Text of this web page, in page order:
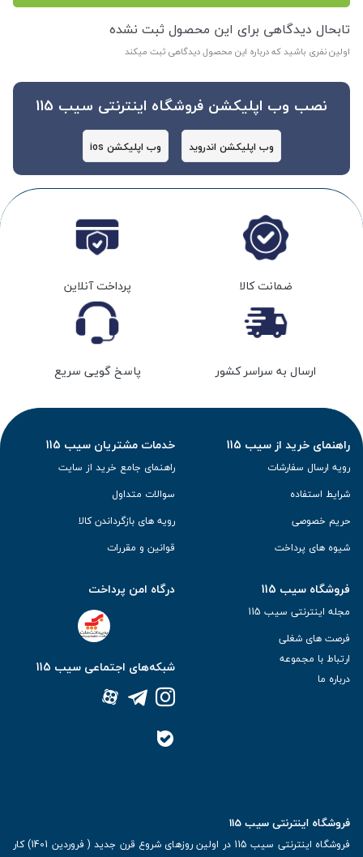
تابحال دیدگاهی برای این محصول ثبت نشده
اولین نفری باشید که درباره این محصول دیدگاهی ثبت میکند
نصب وب اپلیکشن فروشگاه اینترنتی سیب 115
وب اپلیکشن اندروید وب اپلیکشن ios
ضمانت کالا پرداخت آنلاین
ارسال به سراسر کشور پاسخ گویی سریع
راهنمای خرید از سیب 115
رویه ارسال سفارشات
شرایط استفاده
حریم خصوصی
شیوه های پرداخت
خدمات مشتریان سیب 115
راهنمای جامع خرید از سایت
سوالات متداول
رویه های بازگرداندن کالا
قوانین و مقررات
فروشگاه سیب 115
مجله اینترنتی سیب 115
فرصت های شغلی
ارتباط با مجموعه
درباره ما
درگاه امن پرداخت
شبکه‌های اجتماعی سیب 115
فروشگاه اینترنتی سیب 115
فروشگاه اینترنتی سیب 115 در اولین روزهای شروع قرن جدید ( فروردین 1401) کار